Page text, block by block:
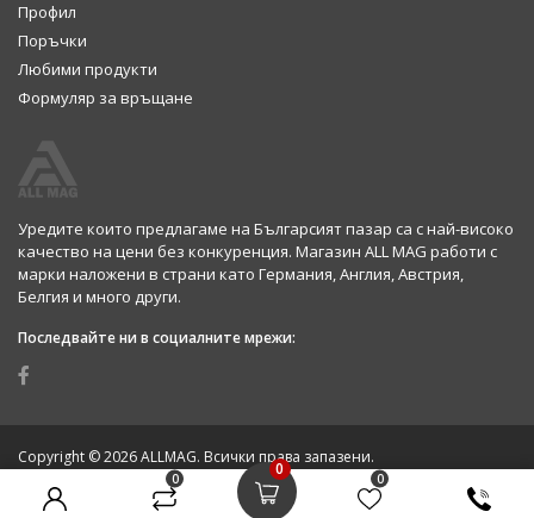
0 0 0
Профил
Поръчки
Любими продукти
Формуляр за връщане
Уредите които предлагаме на Българсият пазар са с най-високо
качество на цени без конкуренция. Магазин ALL MAG работи с
марки наложени в страни като Германия, Англия, Австрия,
Белгия и много други.
Последвайте ни в социалните мрежи:
Copyright © 2026 ALLMAG. Всички права запазени.
Изработка на онлайн магазинот Devnox Ltd.